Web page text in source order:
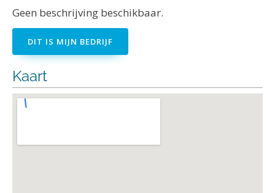
Geen beschrijving beschikbaar.
DIT IS MIJN BEDRIJF
Kaart